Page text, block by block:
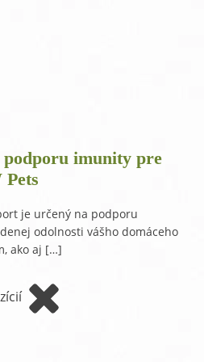
podporu imunity pre
je určený na podporu
odolnosti vášho domáceho
ako aj […]